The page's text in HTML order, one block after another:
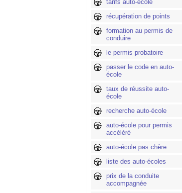
tarifs auto-école
récupération de points
formation au permis de
conduire
le permis probatoire
passer le code en auto-
école
taux de réussite auto-
école
recherche auto-école
auto-école pour permis
accéléré
auto-école pas chère
liste des auto-écoles
prix de la conduite
accompagnée